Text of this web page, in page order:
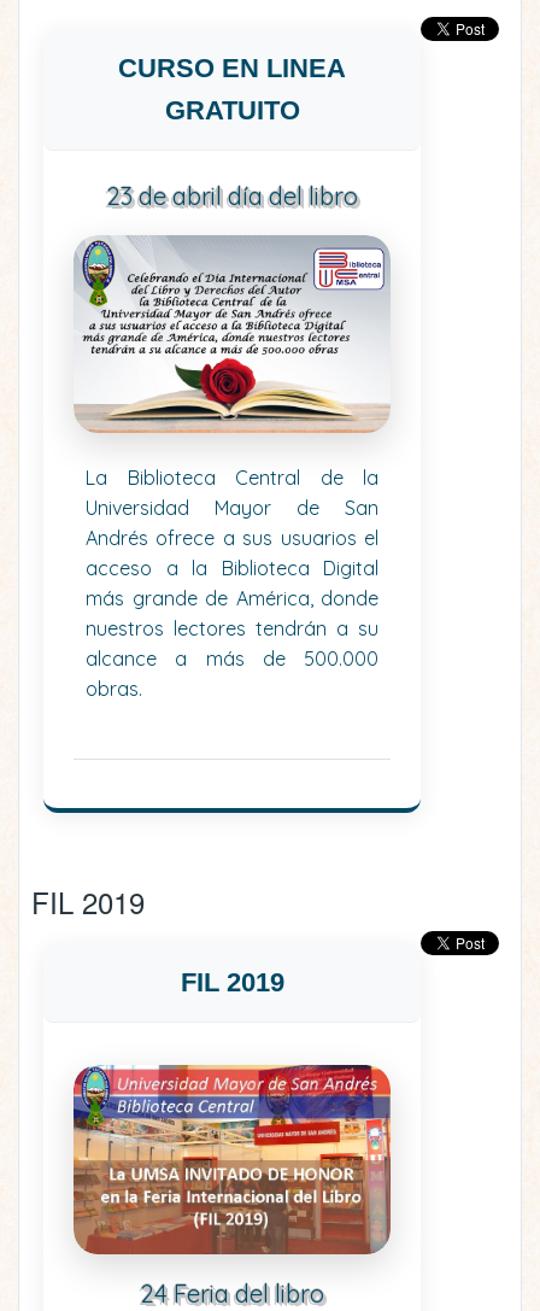
CURSO EN LINEA
GRATUITO
23 de abril día del libro
La Biblioteca Central de la
Universidad Mayor de San
Andrés ofrece a sus usuarios el
acceso a la Biblioteca Digital
más grande de América, donde
nuestros lectores tendrán a su
alcance a más de 500.000
obras.
FIL 2019
FIL 2019
24 Feria del libro